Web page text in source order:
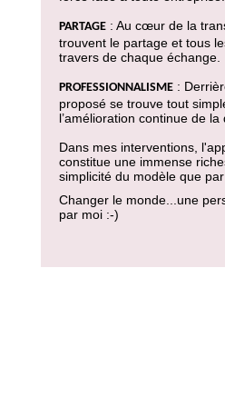
PARTAGE : Au cœur de la
trouvent le partage et tous
travers de chaque échange.
PROFESSIONNALISME :
proposé se trouve tout
l’amélioration continue de
Dans mes interventions,
constitue une immense
simplicité du modèle que
Changer le monde...une
par moi :-)